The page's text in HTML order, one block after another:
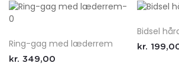
Ring-gag med læderrem
kr. 349,00
Bidsel
kr.